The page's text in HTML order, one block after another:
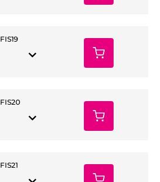
FIS19
FIS20
FIS21